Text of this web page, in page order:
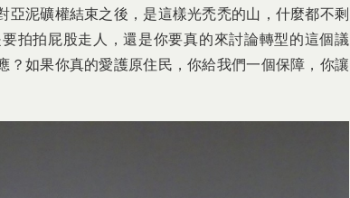
泥礦權結束之後，是這樣光禿禿的山，什麼都不剩
拍拍屁股走人，還是你要真的來討論轉型的這個議
？如果你真的愛護原住民，你給我們一個保障，你讓